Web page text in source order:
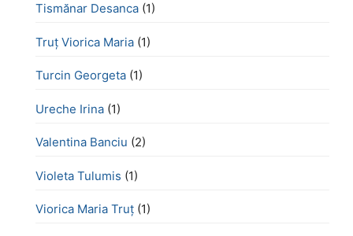
Tismănar Desanca (1)
Truț Viorica Maria (1)
Turcin Georgeta (1)
Ureche Irina (1)
Valentina Banciu (2)
Violeta Tulumis (1)
Viorica Maria Truț (1)